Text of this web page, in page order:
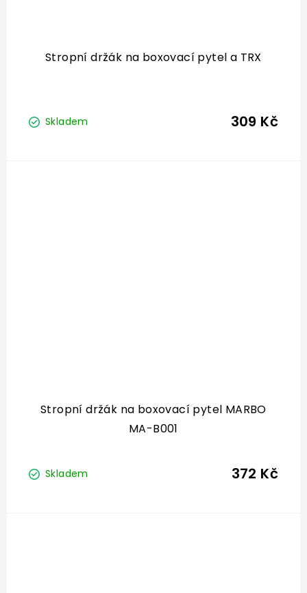
Stropní držák na boxovací pytel a TRX
Skladem 309 Kč
Stropní držák na boxovací pytel MARBO
MA-B001
Skladem 372 Kč